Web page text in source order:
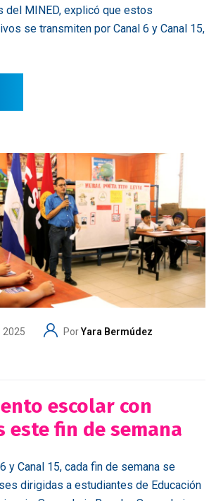
del MINED, explicó que estos
se transmiten por Canal 6 y Canal 15,
2025 PorYara Bermúdez
escolar con
este fin de semana
y Canal 15, cada fin de semana se
dirigidas a estudiantes de Educación